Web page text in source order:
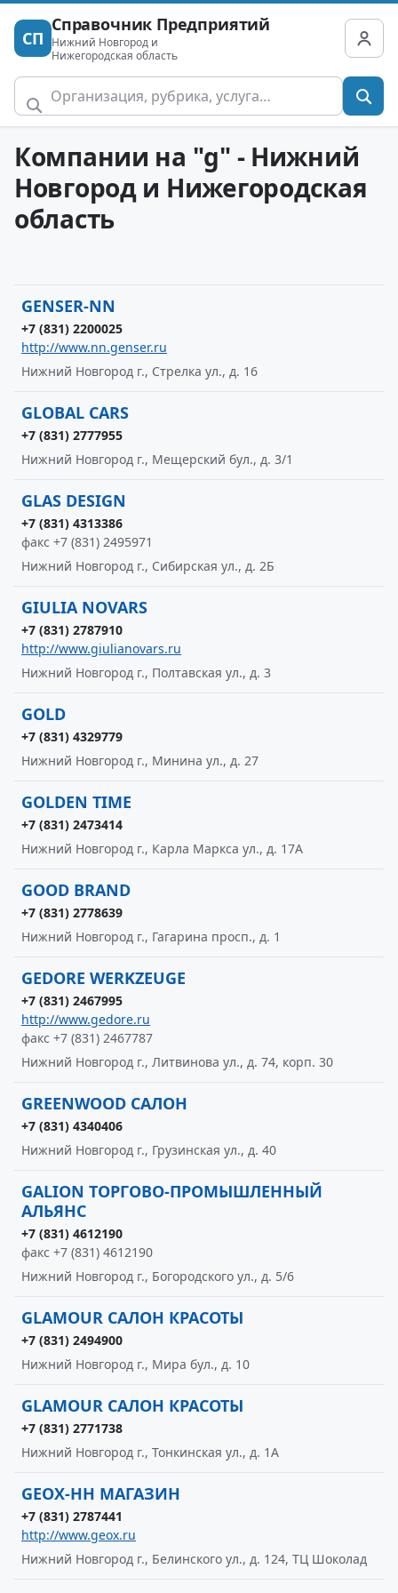
СП
Справочник Предприятий
Нижний Новгород и
Нижегородская область
Компании на "g" - Нижний
Новгород и Нижегородская
область
GENSER-NN
+7 (831) 2200025
http://www.nn.genser.ru
Нижний Новгород г., Стрелка ул., д. 16
GLOBAL CARS
+7 (831) 2777955
Нижний Новгород г., Мещерский бул., д. 3/1
GLAS DESIGN
+7 (831) 4313386
факс +7 (831) 2495971
Нижний Новгород г., Сибирская ул., д. 2Б
GIULIA NOVARS
+7 (831) 2787910
http://www.giulianovars.ru
Нижний Новгород г., Полтавская ул., д. 3
GOLD
+7 (831) 4329779
Нижний Новгород г., Минина ул., д. 27
GOLDEN TIME
+7 (831) 2473414
Нижний Новгород г., Карла Маркса ул., д. 17А
GOOD BRAND
+7 (831) 2778639
Нижний Новгород г., Гагарина просп., д. 1
GEDORE WERKZEUGE
+7 (831) 2467995
http://www.gedore.ru
факс +7 (831) 2467787
Нижний Новгород г., Литвинова ул., д. 74, корп. 30
GREENWOOD САЛОН
+7 (831) 4340406
Нижний Новгород г., Грузинская ул., д. 40
GALION ТОРГОВО-ПРОМЫШЛЕННЫЙ
АЛЬЯНС
+7 (831) 4612190
факс +7 (831) 4612190
Нижний Новгород г., Богородского ул., д. 5/6
GLAMOUR САЛОН КРАСОТЫ
+7 (831) 2494900
Нижний Новгород г., Мира бул., д. 10
GLAMOUR САЛОН КРАСОТЫ
+7 (831) 2771738
Нижний Новгород г., Тонкинская ул., д. 1А
GEOX-НН МАГАЗИН
+7 (831) 2787441
http://www.geox.ru
Нижний Новгород г., Белинского ул., д. 124, ТЦ Шоколад